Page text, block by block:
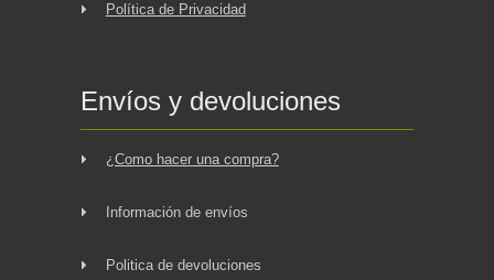
Política de Privacidad
Envíos y devoluciones
¿Como hacer una compra?
Información de envíos
Politica de devoluciones